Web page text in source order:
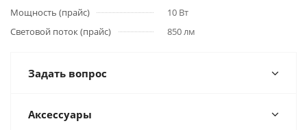
Мощность (прайс)
10 Вт
Световой поток (прайс)
850 лм
Задать вопрос
Аксессуары